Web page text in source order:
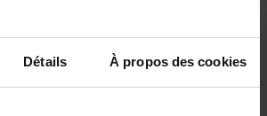
Détails À propos des cookies
disponible pour le moment